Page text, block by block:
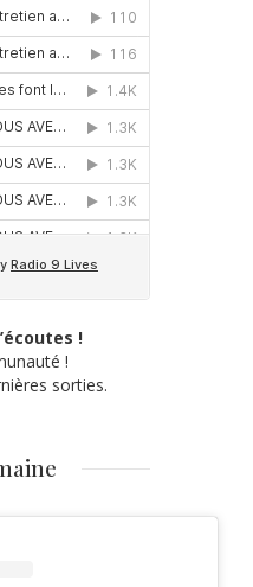
!
!
sorties.